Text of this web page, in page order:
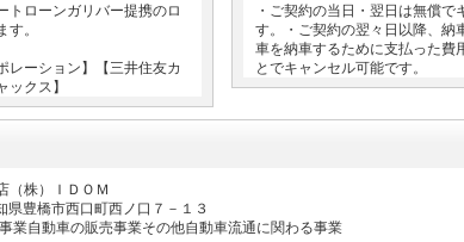
トローンガリバー提携のロ
。
レーション】【三井住友カ
ックス】
・ご契約の当日・翌日は無償で
す。・ご契約の翌々日以降、納
車を納車するために支払った費
とでキャンセル可能です。
（株）ＩＤＯＭ
県豊橋市西口町西ノ口７－１３
業自動車の販売事業その他自動車流通に関わる事業